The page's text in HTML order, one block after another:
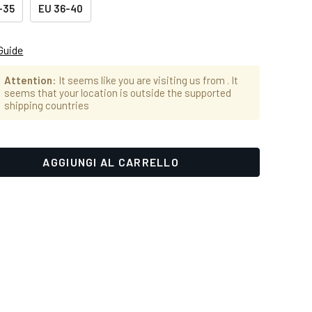
35 EU 36-40
Attention: It seems like you are visiting us from . It
seems that your location is outside the supported
shipping countries